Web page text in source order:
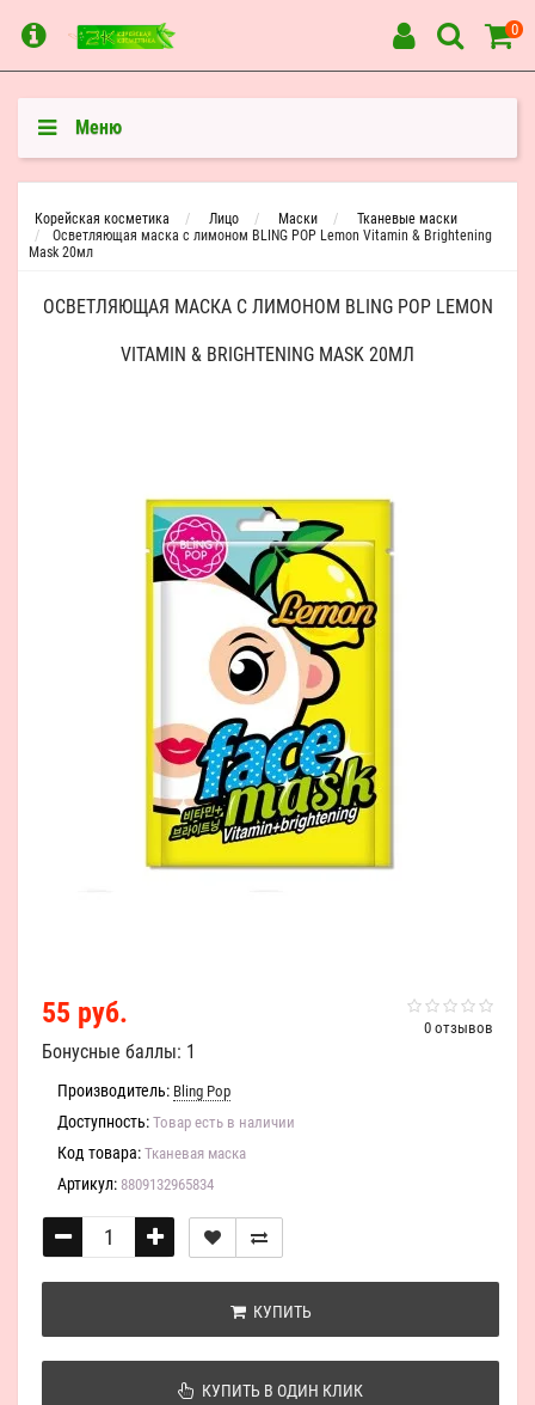
0
Меню
Корейская косметика Лицо Маски
Тканевые маски
Осветляющая маска с лимоном BLING POP Lemon Vitamin & Brightening
Mask 20мл
ОСВЕТЛЯЮЩАЯ МАСКА С ЛИМОНОМ BLING POP LEMON
VITAMIN & BRIGHTENING MASK 20МЛ
0 отзывов
55 руб.
Бонусные баллы: 1
Производитель: Bling Pop
Доступность: Товар есть в наличии
Код товара: Тканевая маска
Артикул: 8809132965834
КУПИТЬ
КУПИТЬ В ОДИН КЛИК